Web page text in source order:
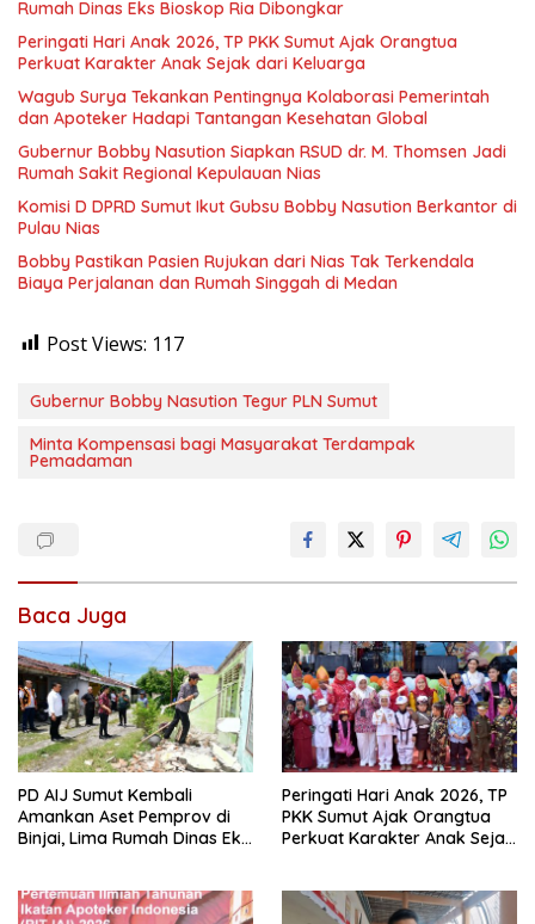
Rumah Dinas Eks Bioskop Ria Dibongkar
Peringati Hari Anak 2026, TP PKK Sumut Ajak Orangtua
Perkuat Karakter Anak Sejak dari Keluarga
Wagub Surya Tekankan Pentingnya Kolaborasi Pemerintah
dan Apoteker Hadapi Tantangan Kesehatan Global
Gubernur Bobby Nasution Siapkan RSUD dr. M. Thomsen Jadi
Rumah Sakit Regional Kepulauan Nias
Komisi D DPRD Sumut Ikut Gubsu Bobby Nasution Berkantor di
Pulau Nias
Bobby Pastikan Pasien Rujukan dari Nias Tak Terkendala
Biaya Perjalanan dan Rumah Singgah di Medan
Post Views: 117
Gubernur Bobby Nasution Tegur PLN Sumut
Minta Kompensasi bagi Masyarakat Terdampak
Pemadaman
Baca Juga
PD AIJ Sumut Kembali
Amankan Aset Pemprov di
Binjai, Lima Rumah Dinas Eks
Peringati Hari Anak 2026, TP
PKK Sumut Ajak Orangtua
Perkuat Karakter Anak Sejak